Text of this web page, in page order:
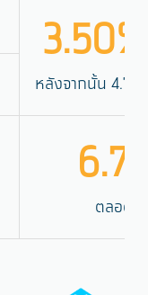
หลังจากนั้น
ตลอด